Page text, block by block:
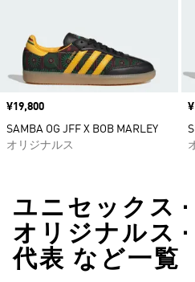
価格
¥19,800
SAMBA OG JFF X BOB MARLEY
オリジナルス
ユニセックス
オリジナルス
代表 など一覧